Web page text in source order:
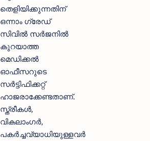
തെളിയിക്കുന്നതിന്
ഒന്നാം ഗ്രേഡ്
സിവിൽ സർജനിൽ
കുറയാത്ത
മെഡിക്കൽ
ഓഫീസറുടെ
സർട്ടിഫിക്കറ്റ്
ഹാജരാക്കേണ്ടതാണ്.
സ്ത്രീകൾ,
വികലാംഗർ,
പകർച്ചവ്യാധിയുള്ളവർ